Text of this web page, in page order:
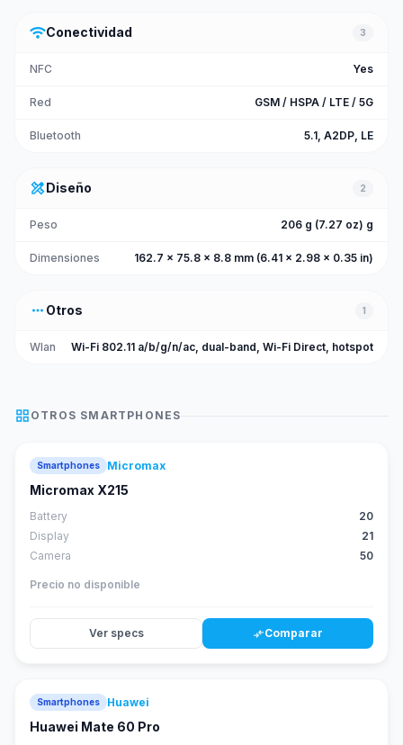
wifiConectividad 3
NFC Yes
Red GSM / HSPA / LTE / 5G
Bluetooth 5.1, A2DP, LE
design_servicesDiseño 2
Peso 206 g (7.27 oz) g
Dimensiones 162.7 x 75.8 x 8.8 mm (6.41 x 2.98 x 0.35 in)
more_horiz Otros 1
Wlan Wi-Fi 802.11 a/b/g/n/ac, dual-band, Wi-Fi Direct, hotspot
grid_view OTROS SMARTPHONES
Smartphones Micromax
Micromax X215
Battery
20
Display
21
Camera
50
Precio no disponible
Ver specs compare_arrowsComparar
Smartphones Huawei
Huawei Mate 60 Pro